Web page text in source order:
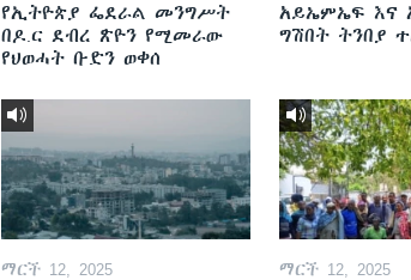
የኢትዮጵያ ፌደራል መንግሥት
በዶ.ር ደብረ ጽዮን የሚመራው
የህወሓት ቡድን ወቀሰ
አይኤምኤፍ እና
ግሽበት ትንበያ
ማርች 12, 2025 ማርች 12, 2025